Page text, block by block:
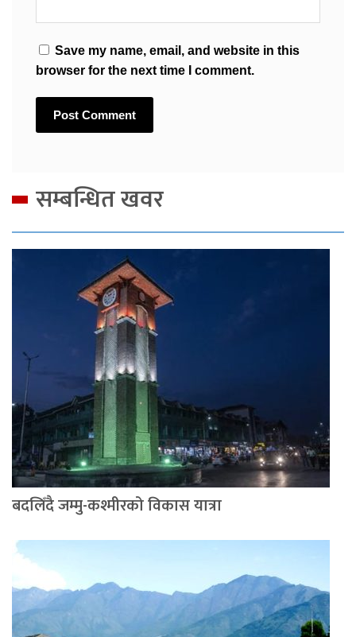
Save my name, email, and website in this
browser for the next time I comment.
सम्बन्धित खवर
बदलिँदै जम्मु-कश्मीरको विकास यात्रा